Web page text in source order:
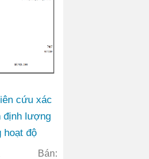
cứu xác
định lượng
hoạt độ
trong môi
Bán: